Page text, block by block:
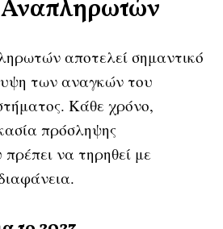
αποτελεί σημαντικό
των αναγκών του
Κάθε χρόνο,
πρόσληψης
να τηρηθεί με